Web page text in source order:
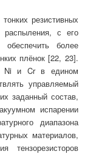
резистивных
распыления, с его
более
плёнок [22, 23].
Ni и Cr в едином
управляемый
заданный состав,
испарении
диапазона
материалов,
тензорезисторов